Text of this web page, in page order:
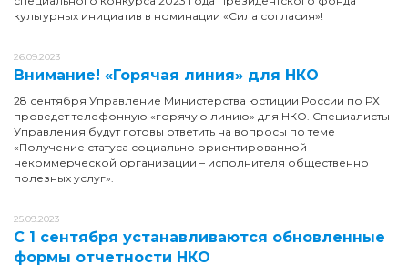
культурных инициатив в номинации «Сила согласия»!
26.09.2023
Внимание! «Горячая линия» для НКО
28 сентября Управление Министерства юстиции России по РХ
проведет телефонную «горячую линию» для НКО. Специалисты
Управления будут готовы ответить на вопросы по теме
«Получение статуса социально ориентированной
некоммерческой организации – исполнителя общественно
полезных услуг».
25.09.2023
С 1 сентября устанавливаются обновленные
формы отчетности НКО